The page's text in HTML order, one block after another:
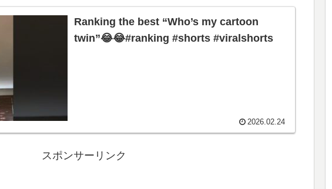
Ranking the best “Who’s my cartoon
twin”😂😂#ranking #shorts #viralshorts
2026.02.24
スポンサーリンク